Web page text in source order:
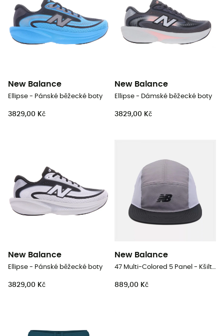
New Balance
Ellipse - Pánské běžecké boty
3829,00 Kč
New Balance
Ellipse - Dámské běžecké boty
3829,00 Kč
New Balance
Ellipse - Pánské běžecké boty
3829,00 Kč
New Balance
47 Multi-Colored 5 Panel - Kšiltovka
889,00 Kč